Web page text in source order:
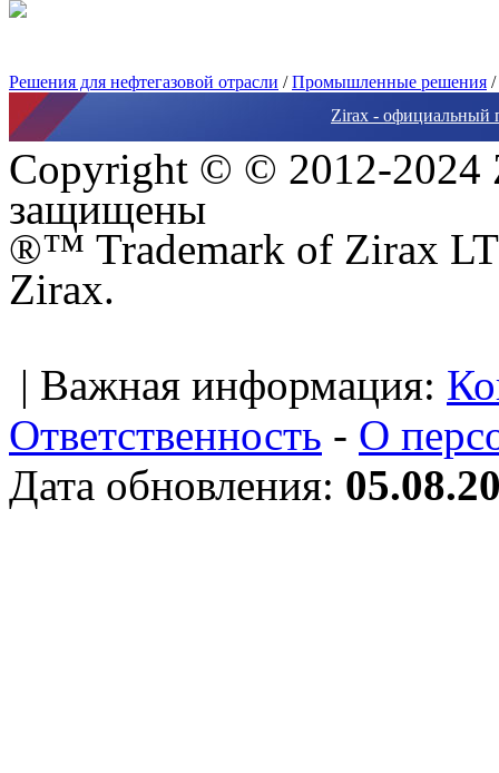
Решения для нефтегазовой отрасли /Промышленные решения /
Zirax - официальный
Copyright © © 2012-2024
защищены
®™ Trademark of Zirax
Zirax.
| Важная информация:
Ответственность - О
Дата обновления: